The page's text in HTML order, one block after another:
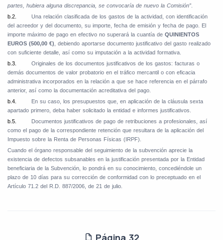
partes, hubiera alguna discrepancia, se convocaría de nuevo la Comisión”
b.2.
Una relación clasificada de los gastos de la actividad, con identificación
del acreedor y del documento, su importe, fecha de emisión y fecha de pago. El
importe máximo de pago en efectivo no superará la cuantía de QUINIENTOS
EUROS (500,00 €) , debiendo aportarse documento justificativo del gasto realizado
con suficiente detalle, así como su imputación a la actividad formativa.
b.3.
Originales de los documentos justificativos de los gastos: facturas o
demás documentos de valor probatorio en el tráfico mercantil o con eficacia
administrativa incorporados en la relación a que se hace referencia en el párrafo
anterior, así como la documentación acreditativa del pago.
b.4.
En su caso, los presupuestos que, en aplicación de la cláusula sexta
apartado primero, deba haber solicitado la entidad e informes justificativos.
b.5.
Documentos justificativos de pago de retribuciones a profesionales, así
como el pago de la correspondiente retención que resultara de la aplicación del
Impuesto sobre la Renta de Personas Físicas (IRPF).
Cuando el órgano responsable del seguimiento de la subvención aprecie la
existencia de defectos subsanables en la justificación presentada por la Entidad
beneficiaria de la Subvención, lo pondrá en su conocimiento, concediéndole un
plazo de 10 días para su corrección de conformidad con lo preceptuado en el
Artículo 71.2 del R.D. 887/2006, de 21 de julio.
Página 32